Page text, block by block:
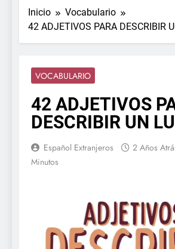
Inicio
Vocabulario
42 ADJETIVOS PARA DESCRIBIR
VOCABULARIO
42 ADJETIVOS
DESCRIBIR UN
Español Extranjeros 2 Años
Minutos